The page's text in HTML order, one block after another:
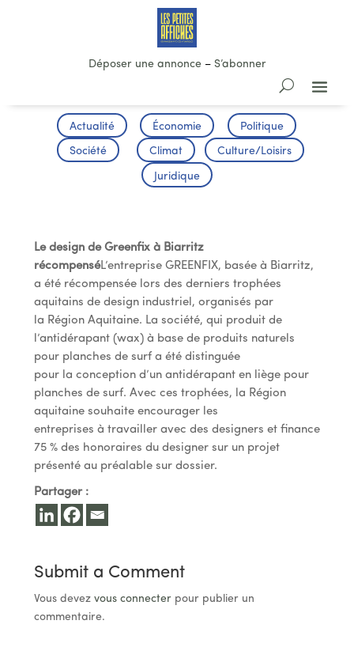
Déposer une annonce– S’abonner
Actualité Économie Politique
Société Climat Culture/Loisirs
Juridique
Le design de Greenfix à Biarritz
récompenséL’entreprise GREENFIX, basée à Biarritz,
a été récompensée lors des derniers trophées
aquitains de design industriel, organisés par
la Région Aquitaine. La société, qui produit de
l’antidérapant (wax) à base de produits naturels
pour planches de surf a été distinguée
pour la conception d’un antidérapant en liège pour
planches de surf. Avec ces trophées, la Région
aquitaine souhaite encourager les
entreprises à travailler avec des designers et finance
75 % des honoraires du designer sur un projet
présenté au préalable sur dossier.
Partager :
Submit a Comment
Vous devez vous connecterpour publier un
commentaire.